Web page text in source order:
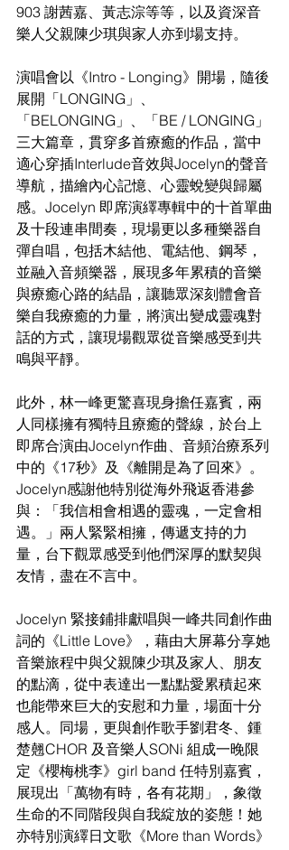
903 謝茜嘉、黃志淙等等，以及資深音
樂人父親陳少琪與家人亦到場支持。
演唱會以《Intro - Longing》開場，隨後
展開「LONGING」、
「BELONGING」、「BE / LONGING」
三大篇章，貫穿多首療癒的作品，當中
適心穿插Interlude音效與Jocelyn的聲音
導航，描繪內心記憶、心靈蛻變與歸屬
感。Jocelyn 即席演繹專輯中的十首單曲
及十段連串間奏，現場更以多種樂器自
彈自唱，包括木結他、電結他、鋼琴，
並融入音頻樂器，展現多年累積的音樂
與療癒心路的結晶，讓聽眾深刻體會音
樂自我療癒的力量，將演出變成靈魂對
話的方式，讓現場觀眾從音樂感受到共
鳴與平靜。
此外，林一峰更驚喜現身擔任嘉賓，兩
人同樣擁有獨特且療癒的聲線，於台上
即席合演由Jocelyn作曲、音頻治療系列
中的《17秒》及《離開是為了回來》。
Jocelyn感謝他特別從海外飛返香港參
與：「我信相會相遇的靈魂，一定會相
遇。」兩人緊緊相擁，傳遞支持的力
量，台下觀眾感受到他們深厚的默契與
友情，盡在不言中。
Jocelyn 緊接鋪排獻唱與一峰共同創作曲
詞的《Little Love》，藉由大屏幕分享她
音樂旅程中與父親陳少琪及家人、朋友
的點滴，從中表達出一點點愛累積起來
也能帶來巨大的安慰和力量，場面十分
感人。同場，更與創作歌手劉君冬、鍾
楚翹CHOR 及音樂人SONi 組成一晚限
定《櫻梅桃李》girl band 任特別嘉賓，
展現出「萬物有時，各有花期」，象徵
生命的不同階段與自我綻放的姿態！她
亦特別演繹日文歌《More than Words》